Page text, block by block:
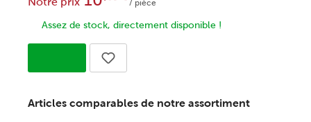
/ pièce
Assez de stock, directement disponible !
Articles comparables de notre assortiment